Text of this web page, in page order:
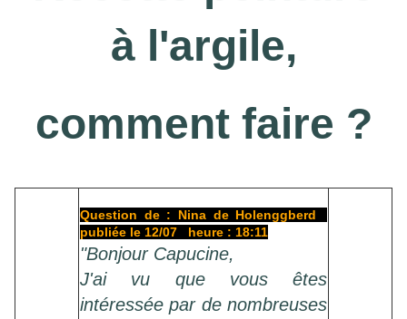
à l'argile,
comment faire ?
Question de : Nina de Holenggberd
publiée le 12/07 heure : 18:11
"Bonjour Capucine,
J'ai vu que vous êtes
intéressée par de nombreuses